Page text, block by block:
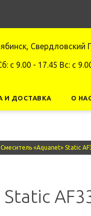
c 9.00 - 17.45 Вс: c
И ДОСТАВКА О
Смеситель «Aquanet» Static